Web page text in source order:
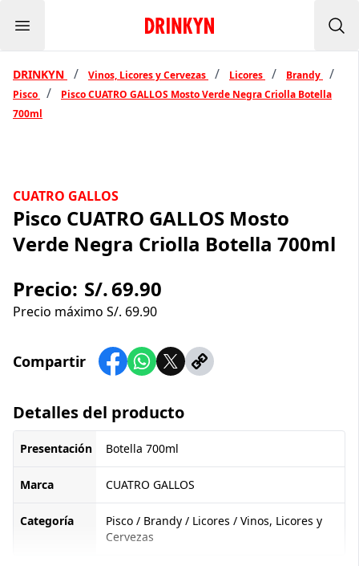
Menu Inicio Drinkyn
DRINKYN / Vinos, Licores y Cervezas / Licores / Brandy /
Pisco /
Pisco CUATRO GALLOS Mosto Verde Negra Criolla Botella
700ml
CUATRO GALLOS
Pisco CUATRO GALLOS Mosto
Verde Negra Criolla Botella 700ml
Precio: S/.69.90
Precio máximo S/. 69.90
Compartir
Detalles del producto
Presentación Botella 700ml
Marca CUATRO GALLOS
Categoría
Pisco / Brandy / Licores / Vinos, Licores y
Cervezas